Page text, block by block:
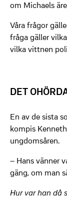
om Michaels
Våra frågor
fråga gäller
vilka vittnen
DET
En av de sista
kompis
ungdomsåren.
– Hans vänner
gäng, om man
Hur var han då